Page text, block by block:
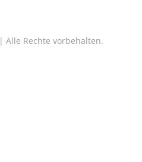
| Alle Rechte vorbehalten.